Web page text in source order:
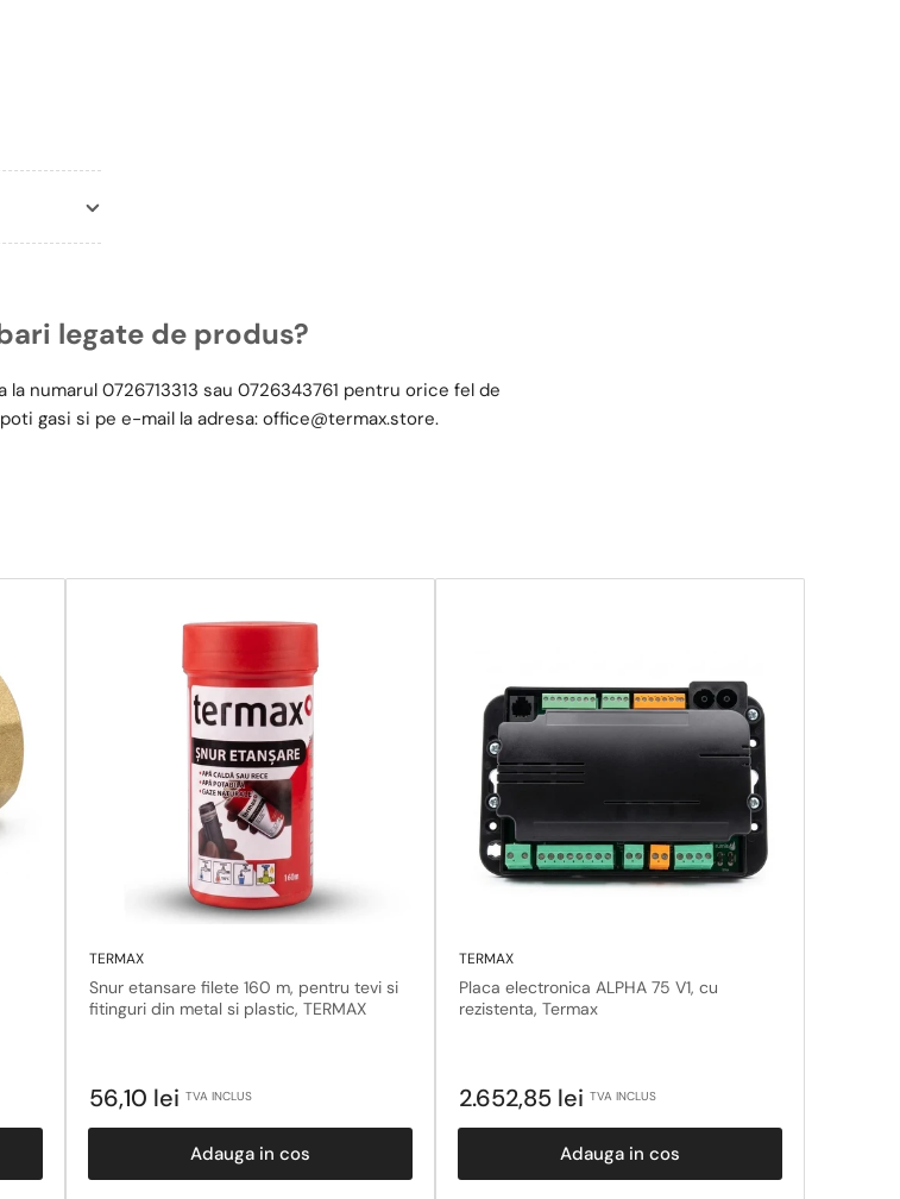
legate de produs?
la numarul 0726713313 sau 0726343761 pentru orice fel de
gasi si pe e-mail la adresa: office@termax.store.
TERMAX
Snur etansare filete 160 m, pentru tevi si
fitinguri din metal si plastic, TERMAX
Pret
56,10 lei TVA INCLUS
Adauga in cos
TERMAX
Placa electronica ALPHA 75 V1, cu
rezistenta, Termax
Pret
2.652,85 lei TVA INCLUS
Adauga in cos